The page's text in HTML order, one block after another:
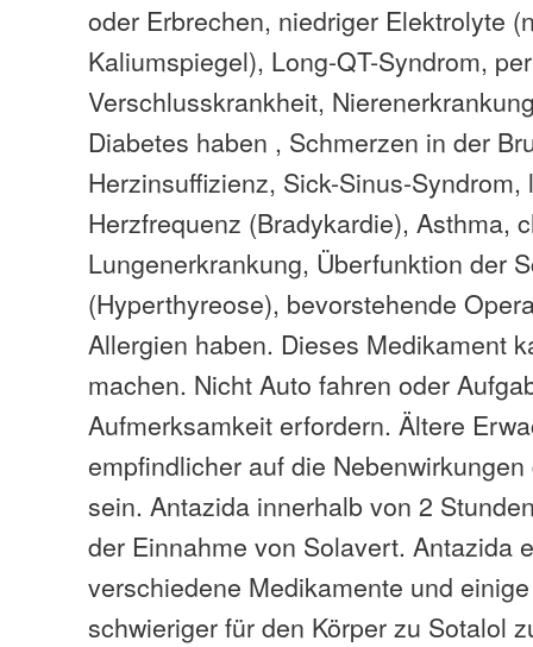
oder Erbrechen, niedriger Elektrolyte
Kaliumspiegel), Long-QT-Syndrom,
Verschlusskrankheit,
Diabetes haben , Schmerzen in der
Herzinsuffizienz, Sick-Sinus-Syndrom,
Herzfrequenz (Bradykardie), Asthma,
Lungenerkrankung, Überfunktion der
(Hyperthyreose), bevorstehende
Allergien haben. Dieses Medikament
machen. Nicht Auto fahren oder
Aufmerksamkeit erfordern. Ältere
empfindlicher auf die
sein. Antazida innerhalb von 2
der Einnahme von Solavert. Antazida
verschiedene Medikamente und
schwieriger für den Körper zu Sotalol